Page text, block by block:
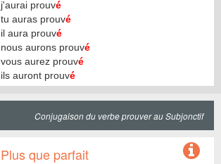
j'aurai prouvé
tu auras prouvé
il aura prouvé
nous aurons prouvé
vous aurez prouvé
ils auront prouvé
Conjugaison du verbe prouver au Subjonctif
Plus que parfait